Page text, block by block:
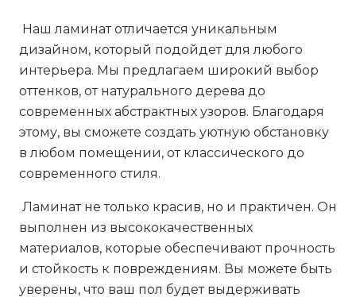
Наш ламинат отличается уникальным
дизайном, который подойдет для любого
интерьера. Мы предлагаем широкий выбор
оттенков, от натурального дерева до
современных абстрактных узоров. Благодаря
этому, вы сможете создать уютную обстановку
в любом помещении, от классического до
современного стиля.
Ламинат не только красив, но и практичен. Он
выполнен из высококачественных
материалов, которые обеспечивают прочность
и стойкость к повреждениям. Вы можете быть
уверены, что ваш пол будет выдерживать